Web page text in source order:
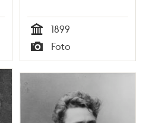
Tid
1899
Typ
Foto